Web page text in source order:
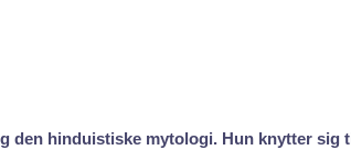
den hinduistiske mytologi. Hun knytter sig